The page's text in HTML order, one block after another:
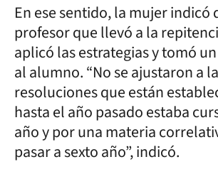
En ese sentido, la mujer indicó
profesor que llevó a la
aplicó las estrategias y tomó
al alumno. “No se ajustaron a
resoluciones que están
hasta el año pasado estaba
año y por una materia
pasar a sexto año”, indicó.